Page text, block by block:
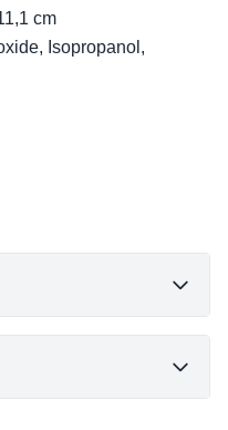
cm
Isopropanol,